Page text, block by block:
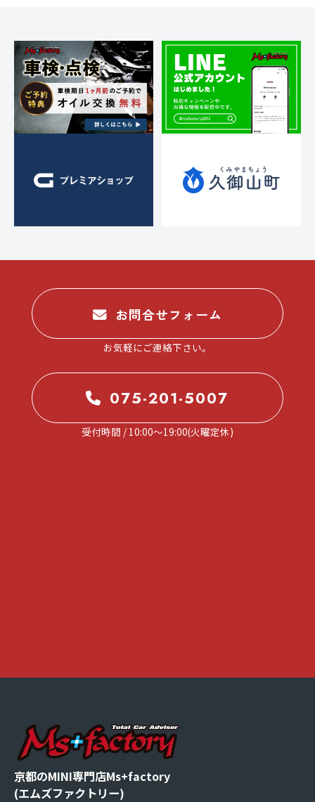
ョ
ン
お問合せフォーム
お気軽にご連絡下さい。
075-201-5007
受付時間 / 10:00～19:00(火曜定休)
京都のMINI専門店Ms+factory
(エムズファクトリー)